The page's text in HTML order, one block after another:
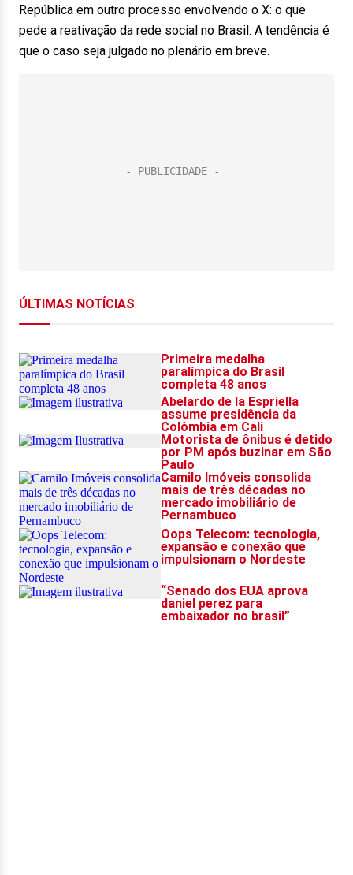
República em outro processo envolvendo o X: o que
pede a reativação da rede social no Brasil. A tendência é
que o caso seja julgado no plenário em breve.